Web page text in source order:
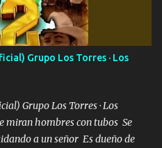
tan sencilla No lo entenderías en
tengo nadie lo tiene Una me está
Quiere que vaya a verla y que
pidiendo que las saque a
conciertos más que llenar Se
Grupo Los Torres · Los
Grupo Los Torres · Los
miran hombres con tubos Se
a un señor Es dueño de